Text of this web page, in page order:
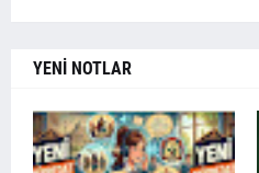
YENİ NOTLAR